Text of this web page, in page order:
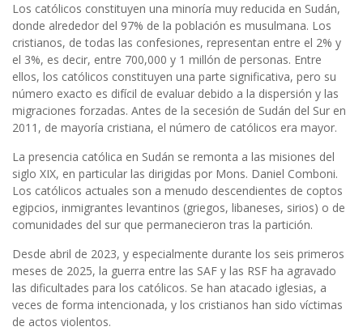
Los católicos constituyen una minoría muy reducida en Sudán,
donde alrededor del 97% de la población es musulmana. Los
cristianos, de todas las confesiones, representan entre el 2% y
el 3%, es decir, entre 700,000 y 1 millón de personas. Entre
ellos, los católicos constituyen una parte significativa, pero su
número exacto es difícil de evaluar debido a la dispersión y las
migraciones forzadas. Antes de la secesión de Sudán del Sur en
2011, de mayoría cristiana, el número de católicos era mayor.
La presencia católica en Sudán se remonta a las misiones del
siglo XIX, en particular las dirigidas por Mons. Daniel Comboni.
Los católicos actuales son a menudo descendientes de coptos
egipcios, inmigrantes levantinos (griegos, libaneses, sirios) o de
comunidades del sur que permanecieron tras la partición.
Desde abril de 2023, y especialmente durante los seis primeros
meses de 2025, la guerra entre las SAF y las RSF ha agravado
las dificultades para los católicos. Se han atacado iglesias, a
veces de forma intencionada, y los cristianos han sido víctimas
de actos violentos.